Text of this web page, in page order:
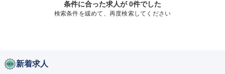
条件に合った求人が 0件でした
検索条件を緩めて、再度検索してください
新着求人